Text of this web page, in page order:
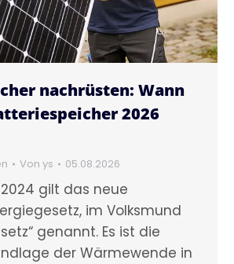
nachrüsten: Wann
2026
Von ys 05.08.2026
gilt das neue
im Volksmund
genannt. Es ist die
der Wärmewende in